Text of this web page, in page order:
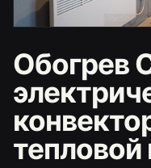
Обогрев
тепловой